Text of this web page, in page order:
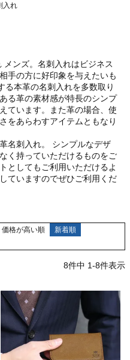
入れ
メンズ。名刺入れはビジネス
手の方に好印象を与えたいも
る本革の名刺入れを多数取り
る革の素材感が特長のシンプ
ています。また革の場合、使
をあらわすアイテムともなり
名刺入れ。 シンプルなデザ
く持っていただけるものをご
としてもご利用いただけるよ
ていますのでぜひご利用くだ
価格が高い順
新着順
8件中 1-8件表示